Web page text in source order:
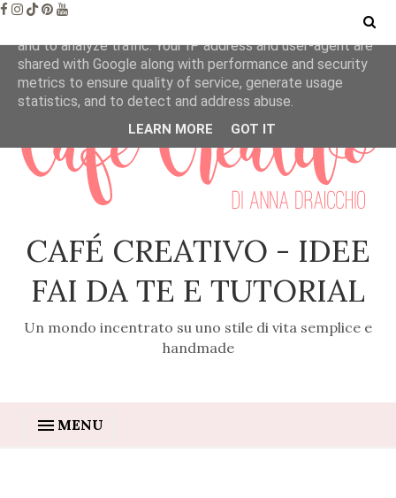
CAFÉ CREATIVO - IDEE
FAI DA TE E TUTORIAL
Un mondo incentrato su uno stile di vita semplice e
handmade
MENU
This site uses cookies from Google to deliver its services
and to analyze traffic. Your IP address and user-agent are
shared with Google along with performance and security
metrics to ensure quality of service, generate usage
statistics, and to detect and address abuse.
LEARN MORE GOT IT